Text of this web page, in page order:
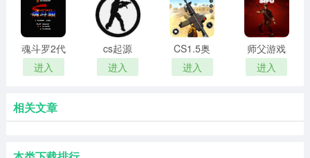
魂斗罗2代
进入
cs起源
进入
CS1.5奥
美
进入
师父游戏
进入
相关文章